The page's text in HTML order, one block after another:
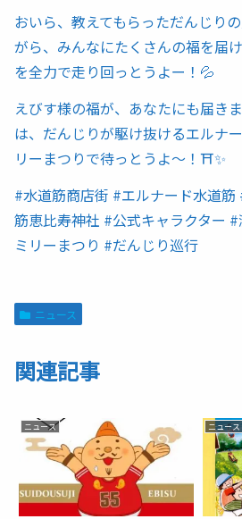
おいら、教えてもらっただんじり
がら、みんなにたくさんの福を届
を全力で走り回っとうよー！💦
えびす様の福が、あなたにも届き
は、だんじりが駆け抜けるエルナ
リーまつりで待っとうよ〜！⛩️✨
#水道筋商店街 #エルナード水道
筋恵比寿神社 #公式キャラクター
ミリーまつり #だんじり巡行
ニュース
関連記事
ニュース ニュース